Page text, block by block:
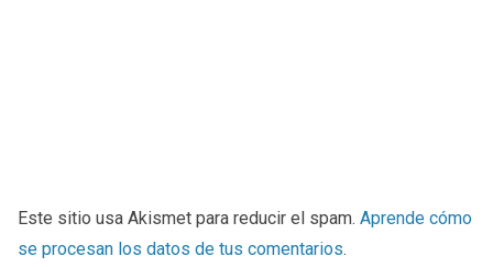
Este sitio usa Akismet para reducir el spam. Aprende cómo
se procesan los datos de tus comentarios.